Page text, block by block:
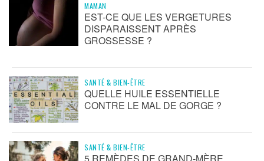
MAMAN
EST-CE QUE LES VERGETURES
DISPARAISSENT APRÈS
GROSSESSE ?
SANTÉ & BIEN-ÊTRE
QUELLE HUILE ESSENTIELLE
CONTRE LE MAL DE GORGE ?
SANTÉ & BIEN-ÊTRE